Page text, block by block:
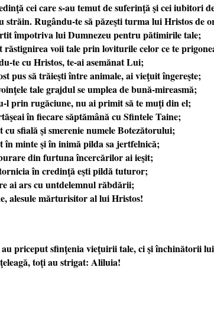
cei care s-au temut de suferinţă şi cei
străin. Rugându-te să păzeşti turma lui Hristos de
împotriva lui Dumnezeu pentru pătimirile tale;
voii tale prin loviturile celor ce te
te cu Hristos, te-ai asemănat Lui;
pus să trăieşti între animale, ai vieţuit îngereşte;
tale grajdul se umplea de bună-mireasmă;
l prin rugăciune, nu ai primit să te muţi din el;
în fiecare săptămână cu Sfintele Taine;
sfială şi smerenie numele Botezătorului;
în minte şi în inimă pilda sa jertfelnică;
din furtuna încercărilor ai ieşit;
în credinţă eşti pildă tuturor;
ai ars cu untdelemnul răbdării;
alesule mărturisitor al lui Hristos!
priceput sfinţenia vieţuirii tale, ci şi închinătorii
toţi au strigat: Aliluia!